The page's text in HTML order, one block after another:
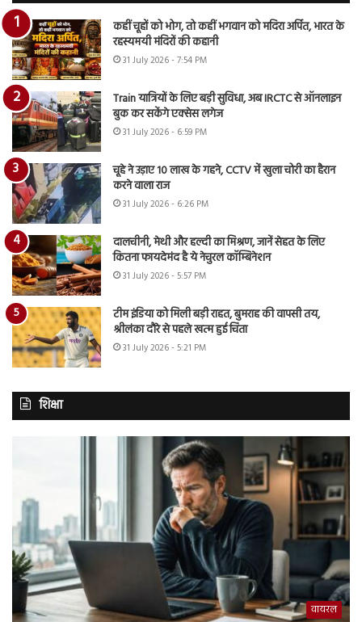
कहीं चूहों को भोग, तो कहीं भगवान को मदिरा अर्पित, भारत के
रहस्यमयी मंदिरों की कहानी
31 July 2026 - 7:54 PM
Train यात्रियों के लिए बड़ी सुविधा, अब IRCTC से ऑनलाइन
बुक कर सकेंगे एक्सेस लगेज
31 July 2026 - 6:59 PM
चूहे ने उड़ाए 10 लाख के गहने, CCTV में खुला चोरी का हैरान
करने वाला राज
31 July 2026 - 6:26 PM
दालचीनी, मेथी और हल्दी का मिश्रण, जानें सेहत के लिए
कितना फायदेमंद है ये नेचुरल कॉम्बिनेशन
31 July 2026 - 5:57 PM
टीम इंडिया को मिली बड़ी राहत, बुमराह की वापसी तय,
श्रीलंका दौरे से पहले खत्म हुई चिंता
31 July 2026 - 5:21 PM
शिक्षा
वायरल